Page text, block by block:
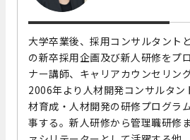
大学卒業後、採用コンサルタント
の新卒採用企画及び新人研修をプ
ナー講師、キャリアカウンセリン
2006年より人材開発コンサルタン
材育成・人材開発の研修プログラ
事する。新人研修から管理職研修